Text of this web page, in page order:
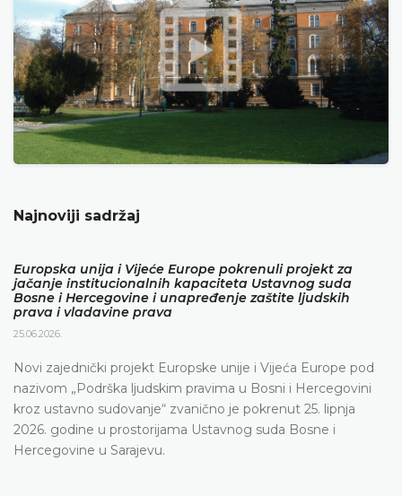
Najnoviji sadržaj
Europska unija i Vijeće Europe pokrenuli projekt za
jačanje institucionalnih kapaciteta Ustavnog suda
Bosne i Hercegovine i unapređenje zaštite ljudskih
prava i vladavine prava
25.06.2026.
Novi zajednički projekt Europske unije i Vijeća Europe pod
nazivom „Podrška ljudskim pravima u Bosni i Hercegovini
kroz ustavno sudovanje“ zvanično je pokrenut 25. lipnja
2026. godine u prostorijama Ustavnog suda Bosne i
Hercegovine u Sarajevu.